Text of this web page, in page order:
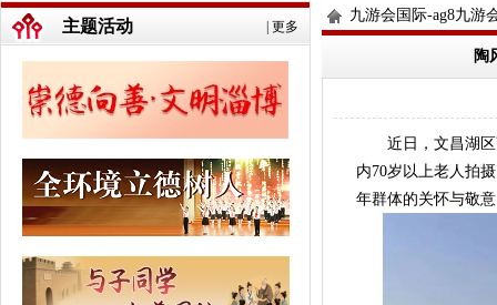
更多
主题活动
九游会国际-ag8九游
陶
近日，文昌湖区商
内70岁以上老人拍
年群体的关怀与敬